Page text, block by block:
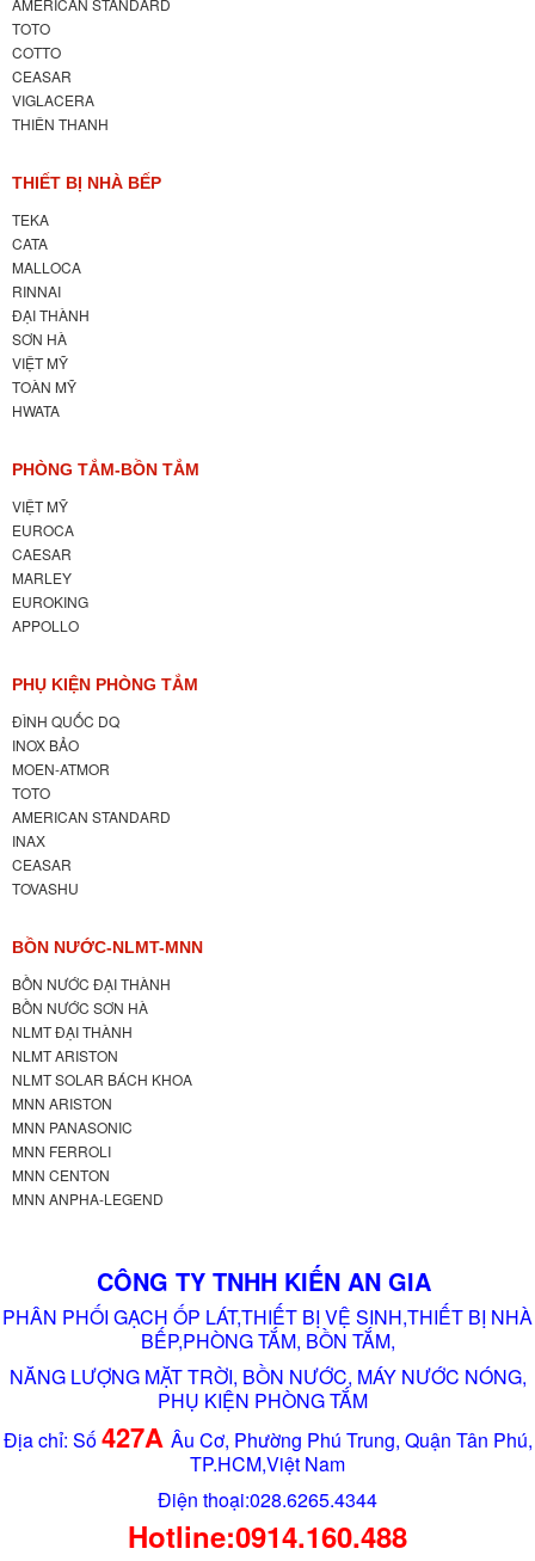
AMERICAN STANDARD
TOTO
COTTO
CEASAR
VIGLACERA
THIÊN THANH
THIẾT BỊ NHÀ BẾP
TEKA
CATA
MALLOCA
RINNAI
ĐẠI THÀNH
SƠN HÀ
VIỆT MỸ
TOÀN MỸ
HWATA
PHÒNG TẮM-BỒN TẮM
VIỆT MỸ
EUROCA
CAESAR
MARLEY
EUROKING
APPOLLO
PHỤ KIỆN PHÒNG TẮM
ĐÌNH QUỐC DQ
INOX BẢO
MOEN-ATMOR
TOTO
AMERICAN STANDARD
INAX
CEASAR
TOVASHU
BỒN NƯỚC-NLMT-MNN
BỒN NƯỚC ĐẠI THÀNH
BỒN NƯỚC SƠN HÀ
NLMT ĐẠI THÀNH
NLMT ARISTON
NLMT SOLAR BÁCH KHOA
MNN ARISTON
MNN PANASONIC
MNN FERROLI
MNN CENTON
MNN ANPHA-LEGEND
CÔNG TY TNHH KIẾN AN GIA
PHÂN PHỐI GẠCH ỐP LÁT,THIẾT BỊ VỆ SINH,THIẾT BỊ NHÀ
BẾP,PHÒNG TẮM, BỒN TẮM,
NĂNG LƯỢNG MẶT TRỜI, BỒN NƯỚC, MÁY NƯỚC NÓNG,
PHỤ KIỆN PHÒNG TẮM
Địa chỉ: Số427A Âu Cơ, Phường Phú Trung, Quận Tân Phú,
TP.HCM,Việt Nam
Điện thoại:028.6265.4344
Hotline:0914.160.488